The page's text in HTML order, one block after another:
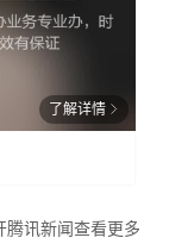
了解详情
腾讯新闻查看更多